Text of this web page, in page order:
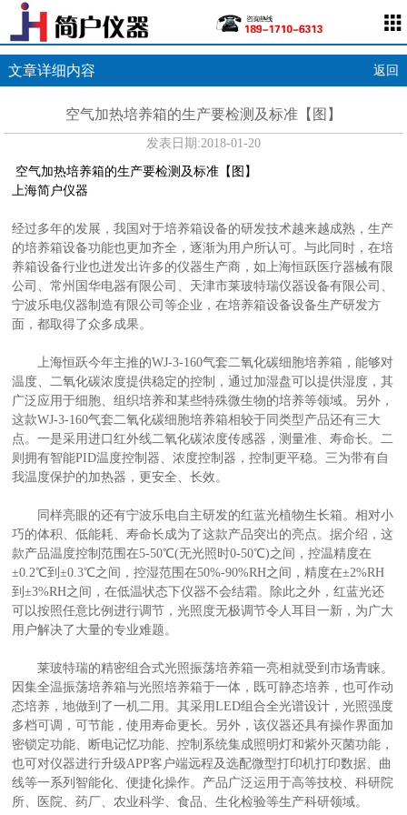
文章详细内容 返回
空气加热培养箱的生产要检测及标准【图】
发表日期:2018-01-20
空气加热培养箱的生产要检测及标准【图】
上海简户仪器
经过多年的发展，我国对于培养箱设备的研发技术越来越成熟，生产
的培养箱设备功能也更加齐全，逐渐为用户所认可。与此同时，在培
养箱设备行业也迸发出许多的仪器生产商，如上海恒跃医疗器械有限
公司、常州国华电器有限公司、天津市莱玻特瑞仪器设备有限公司、
宁波乐电仪器制造有限公司等企业，在培养箱设备设备生产研发方
面，都取得了众多成果。
上海恒跃今年主推的WJ-3-160气套二氧化碳细胞培养箱，能够对
温度、二氧化碳浓度提供稳定的控制，通过加湿盘可以提供湿度，其
广泛应用于细胞、组织培养和某些特殊微生物的培养等领域。另外，
这款WJ-3-160气套二氧化碳细胞培养箱相较于同类型产品还有三大
点。一是采用进口红外线二氧化碳浓度传感器，测量准、寿命长。二
则拥有智能PID温度控制器、浓度控制器，控制更平稳。三为带有自
我温度保护的加热器，更安全、长效。
同样亮眼的还有宁波乐电自主研发的红蓝光植物生长箱。相对小
巧的体积、低能耗、寿命长成为了这款产品突出的亮点。据介绍，这
款产品温度控制范围在5-50℃(无光照时0-50℃)之间，控温精度在
±0.2℃到±0.3℃之间，控湿范围在50%-90%RH之间，精度在±2%RH
到±3%RH之间，在低温状态下仪器不会结霜。除此之外，红蓝光还
可以按照任意比例进行调节，光照度无极调节令人耳目一新，为广大
用户解决了大量的专业难题。
莱玻特瑞的精密组合式光照振荡培养箱一亮相就受到市场青睐。
因集全温振荡培养箱与光照培养箱于一体，既可静态培养，也可作动
态培养，地做到了一机二用。其采用LED组合全光谱设计，光照强度
多档可调，可节能，使用寿命更长。另外，该仪器还具有操作界面加
密锁定功能、断电记忆功能、控制系统集成照明灯和紫外灭菌功能，
也可对仪器进行升级APP客户端远程及选配微型打印机打印数据、曲
线等一系列智能化、便捷化操作。产品广泛运用于高等技校、科研院
所、医院、药厂、农业科学、食品、生化检验等生产科研领域。